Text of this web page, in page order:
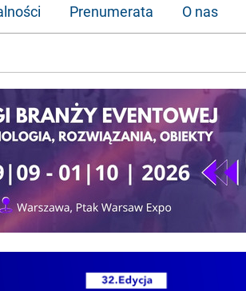
Prenumerata O nas